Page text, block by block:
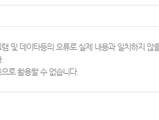
및 데이타등의 오류로 실제 내용과 일치하지
로 활용할 수 없습니다.